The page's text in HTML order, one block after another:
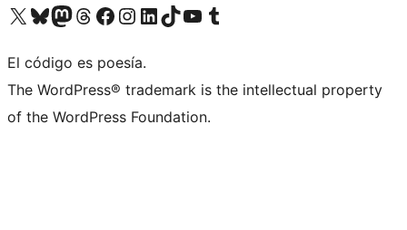
Visita nuestra cuenta de X (anteriormente Twitter)
Visita nuestra cuenta de Bluesky
Visita nuestra cuenta de Mastodon
Visita nuestra cuenta de Threads
Visita nuestra página de Facebook
Visita nuestra cuenta de Instagram
Visita nuestra cuenta de LinkedIn
Visita nuestra cuenta de TikTok
Visita nuestro canal de YouTube
Visita nuestra cuenta de Tumblr
El código es poesía.
The WordPress® trademark is the intellectual property
of the WordPress Foundation.